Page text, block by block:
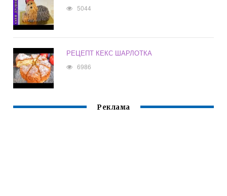
5044
РЕЦЕПТ КЕКС ШАРЛОТКА
6986
Реклама